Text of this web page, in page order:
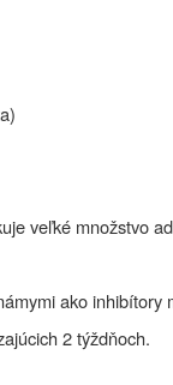
veľké množstvo
ako inhibítory
2 týždňoch.